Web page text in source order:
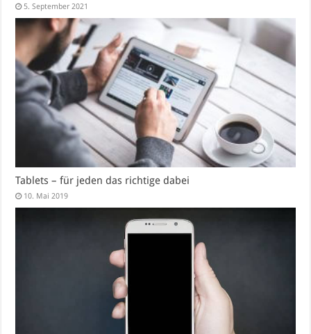
5. September 2021
Tablets – für jeden das richtige dabei
10. Mai 2019